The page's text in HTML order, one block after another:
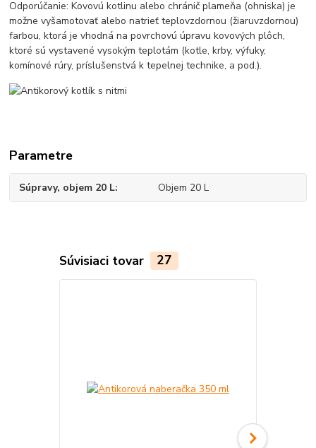
Odporúčanie: Kovovú kotlinu alebo chránič plameňa (ohniska) je
možne vyšamotovať alebo natrieť teplovzdornou (žiaruvzdornou)
farbou, ktorá je vhodná na povrchovú úpravu kovových plôch,
ktoré sú vystavené vysokým teplotám (kotle, krby, výfuky,
komínové rúry, príslušenstvá k tepelnej technike, a pod.).
Parametre
Súpravy, objem 20 L Objem 20 L
Súvisiaci tovar 27